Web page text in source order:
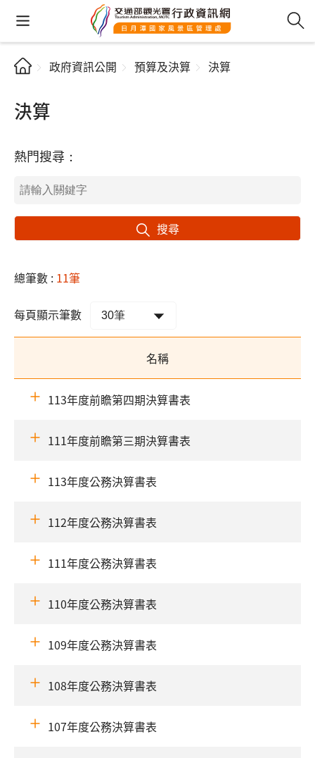
政府資訊公開 預算及決算 決算
決算
熱門搜尋：
搜尋
總筆數 : 11筆
每頁顯示筆數
名稱
113年度前瞻第四期決算書表
111年度前瞻第三期決算書表
113年度公務決算書表
112年度公務決算書表
111年度公務決算書表
110年度公務決算書表
109年度公務決算書表
108年度公務決算書表
107年度公務決算書表